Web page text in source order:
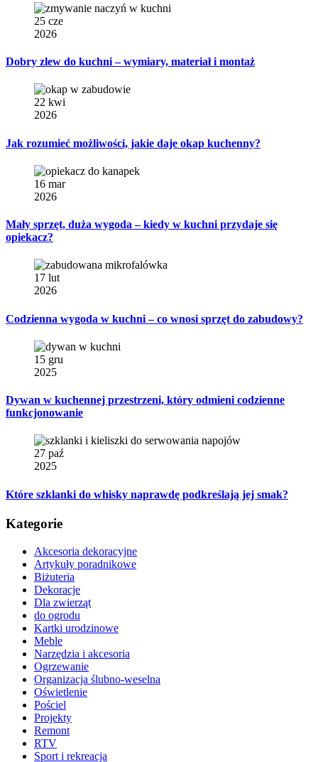
25 cze
2026
Dobry zlew do kuchni – wymiary, materiał i montaż
22 kwi
2026
Jak rozumieć możliwości, jakie daje okap kuchenny?
16 mar
2026
Mały sprzęt, duża wygoda – kiedy w kuchni przydaje się
opiekacz?
17 lut
2026
Codzienna wygoda w kuchni – co wnosi sprzęt do zabudowy?
15 gru
2025
Dywan w kuchennej przestrzeni, który odmieni codzienne
funkcjonowanie
27 paź
2025
Które szklanki do whisky naprawdę podkreślają jej smak?
Kategorie
Akcesoria dekoracyjne
Artykuły poradnikowe
Biżuteria
Dekoracje
Dla zwierząt
do ogrodu
Kartki urodzinowe
Meble
Narzędzia i akcesoria
Ogrzewanie
Organizacja ślubno-weselna
Oświetlenie
Pościel
Projekty
Remont
RTV
Sport i rekreacja